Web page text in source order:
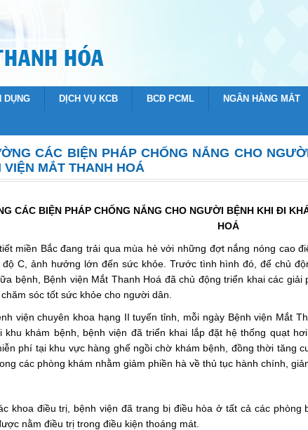
DỤNG DỊCH VỤ KCB BCĐ PCML NGÂN HÀNG MẮT
CÁC BIỆN PHÁP CHỐNG NẮNG CHO
VIỆN MẮT THANH HOÁ
CÁC BIỆN PHÁP CHỐNG NẮNG CHO NGƯỜI BỆNH KHI ĐI
HOÁ
miền Bắc đang trải qua mùa hè với những đợt nắng nóng cao
C, ảnh hưởng lớn đến sức khỏe. Trước tình hình đó, để chủ
bệnh, Bệnh viện Mắt Thanh Hoá đã chủ động triển khai các
sóc tốt sức khỏe cho người dân.
viện chuyên khoa hạng II tuyến tỉnh, mỗi ngày Bệnh viện Mắt
khu khám bệnh, bệnh viện đã triển khai lắp đặt hệ thống quạt
phí tại khu vực hàng ghế ngồi chờ khám bệnh, đồng thời tăng
các phòng khám nhằm giảm phiền hà về thủ tục hành chính,
khoa điều trị, bệnh viện đã trang bị điều hòa ở tất cả các
nằm điều trị trong điều kiện thoáng mát.